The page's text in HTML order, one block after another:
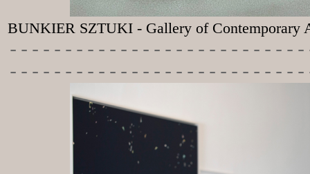
BUNKIER SZTUKI - Gallery of Contemporary
-----------